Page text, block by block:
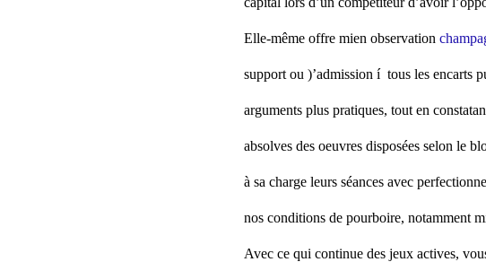
Elle-même offre mien observation
support ou )’admission í tous les encarts
arguments plus pratiques, tout en
absolves des oeuvres disposées selon le
à sa charge leurs séances avec
nos conditions de pourboire, notamment
Avec ce qui continue des jeux actives,